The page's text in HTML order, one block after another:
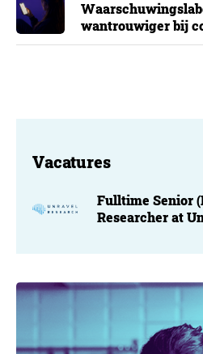
wantrouwiger bij
Vacatures
Fulltime Senior
Researcher at